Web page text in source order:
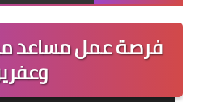
فرصة عمل مساعد